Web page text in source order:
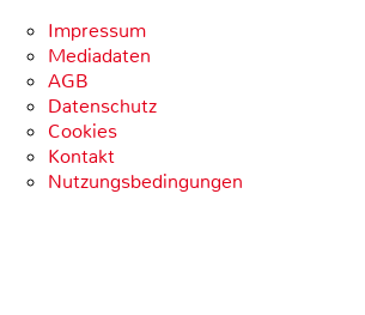
Impressum
Mediadaten
AGB
Datenschutz
Cookies
Kontakt
Nutzungsbedingungen